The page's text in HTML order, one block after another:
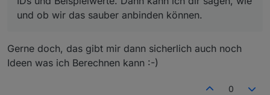
und ob wir das sauber anbinden können.
Gerne doch, das gibt mir dann sicherlich auch noch
Ideen was ich Berechnen kann :-)
0